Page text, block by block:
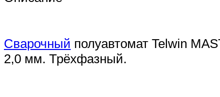
Сварочный полуавтомат Telwin
2,0 мм. Трёхфазный.